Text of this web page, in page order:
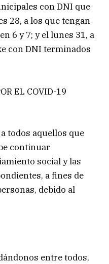
con DNI que
28, a los que tengan
6 y 7; y el lunes 31, a
con DNI terminados
EL COVID-19
todos aquellos que
continuar
social y las
a fines de
debido al
entre todos,